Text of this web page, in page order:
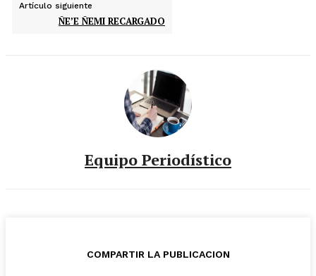
Artículo siguiente
ÑE’E ÑEMI RECARGADO
Equipo Periodístico
COMPARTIR LA PUBLICACION